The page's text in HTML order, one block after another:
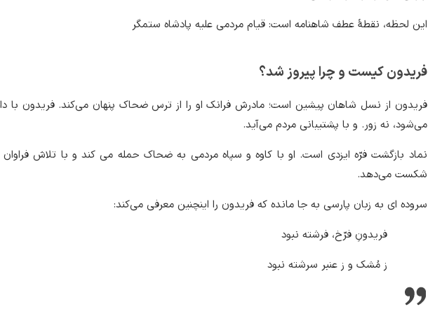
این لحظه، نقطهٔ عطف شاهنامه است: قیام مردمی علیه پادشاه ستمگر
فریدون کیست و چرا پیروز شد؟
فریدون از نسل شاهان پیشین است؛ مادرش فرانک او را از ترس ضحاک پنهان می‌کند. فریدون با
می‌شود، نه زور. و با پشتیبانی مردم می‌آید.
نماد بازگشت فرّه ایزدی است. او با کاوه و سپاه مردمی به ضحاک حمله می کند و با تلاش
شکست می‌دهد.
سروده ای به زبان پارسی به جا مانده که فریدون را اینچنین معرفی می‌کند:
فریدونِ فرّخ، فرشته نبود
ز مُشک و ز عنبر سرشته نبود